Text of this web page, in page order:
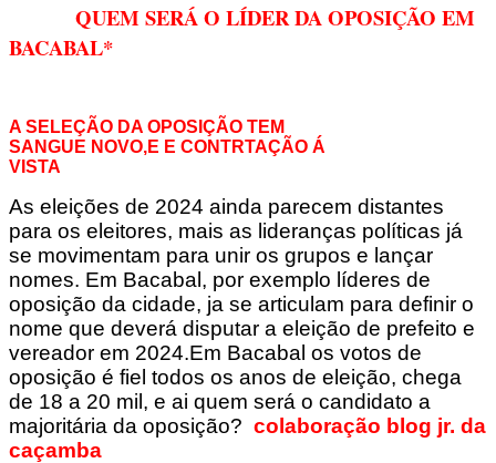
QUEM SERÁ O LÍDER DA OPOSIÇÃO EM
BACABAL*
A SELEÇÃO DA OPOSIÇÃO TEM
SANGUE NOVO,E E CONTRTAÇÃO Á
VISTA
As eleições de 2024 ainda parecem distantes
para os eleitores, mais as lideranças políticas já
se movimentam para unir os grupos e lançar
nomes. Em Bacabal, por exemplo líderes de
oposição da cidade, ja se articulam para definir o
nome que deverá disputar a eleição de prefeito e
vereador em 2024.Em Bacabal os votos de
oposição é fiel todos os anos de eleição, chega
de 18 a 20 mil, e ai quem será o candidato a
majoritária da oposição? colaboração blog jr. da
caçamba